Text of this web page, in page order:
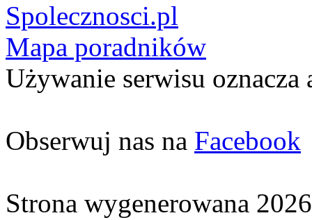
Spolecznosci.pl
Mapa poradników
Używanie serwisu oznacza
Obserwuj nas na Facebook
Strona wygenerowana